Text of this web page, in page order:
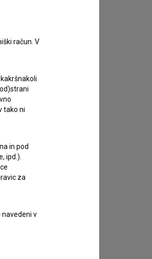
račun. V
tako ni
in pod
ipd.).
za
navedeni v